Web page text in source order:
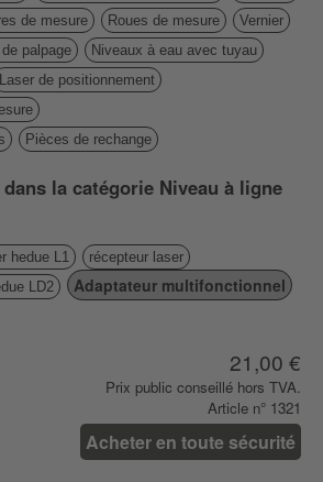
de mesure
Roues de mesure
Vernier
palpage
Niveaux à eau avec tuyau
Laser de positionnement
Pièces de rechange
la catégorie Niveau à ligne
hedue L1
récepteur laser
LD2
Adaptateur multifonctionnel
21,00 €
Prix ​​public conseillé hors TVA.
Article n° 1321
Acheter en toute sécurité